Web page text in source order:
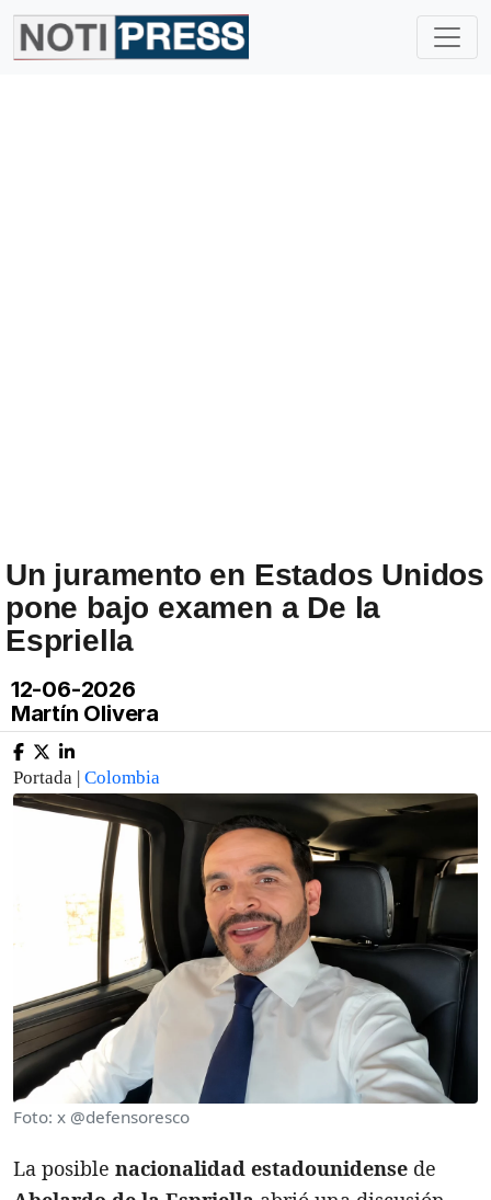
Un juramento en Estados Unidos
pone bajo examen a De la
Espriella
12-06-2026
Martín Olivera
Portada | Colombia
Foto: x @defensoresco
La posible nacionalidad estadounidense de